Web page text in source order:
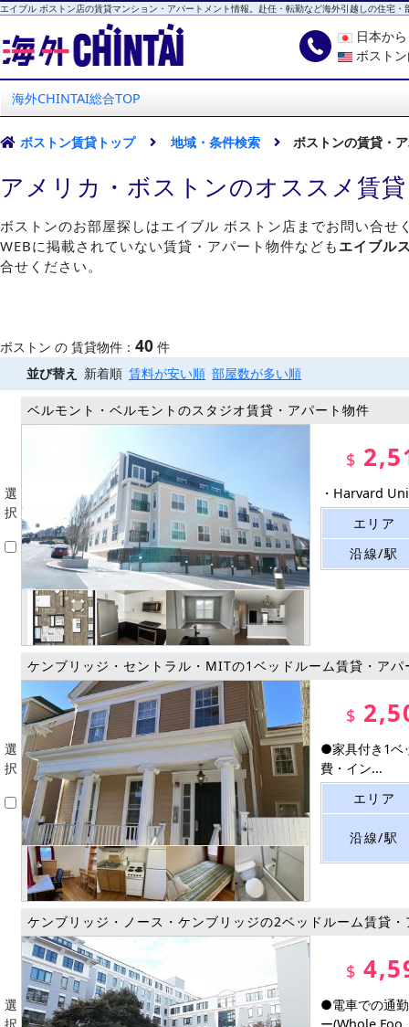
エイブル ボストン店の賃貸マンション・アパートメント情報。赴任・転勤など海外引越しの住宅・
海外CHINTAI
エイブル ボストン店
日本か
ボスト
海外CHINTAI総合TOP
ボストン賃貸トップ 地域・条件検索 ボストンの賃貸・
アメリカ・ボストンのオススメ賃
ボストンのお部屋探しはエイブル ボストン店までお問い合せ
WEBに掲載されていない賃貸・アパート物件なども エイブル
合せください。
ボストン の 賃貸物件： 40 件
並び替え
新着順 賃料が安い順 部屋数が多い順
選
択
ベルモント・ベルモントのスタジオ賃貸・アパート物件
$
・Harvard
エリア
沿線/駅
選
択
ケンブリッジ・セントラル・MITの1ベッドルーム賃貸・アパ
$
●家具付き1ベ
費・イン...
エリア
沿線/駅
選
択
ケンブリッジ・ノース・ケンブリッジの2ベッドルーム賃貸
$
●電車での通